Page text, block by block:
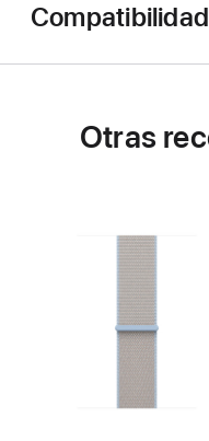
Compatibilidad
Otras